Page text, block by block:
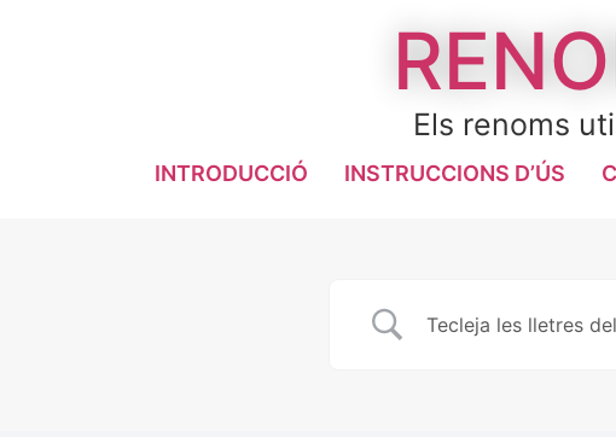
Els renoms
INTRODUCCIÓ INSTRUCCIONS D’ÚS